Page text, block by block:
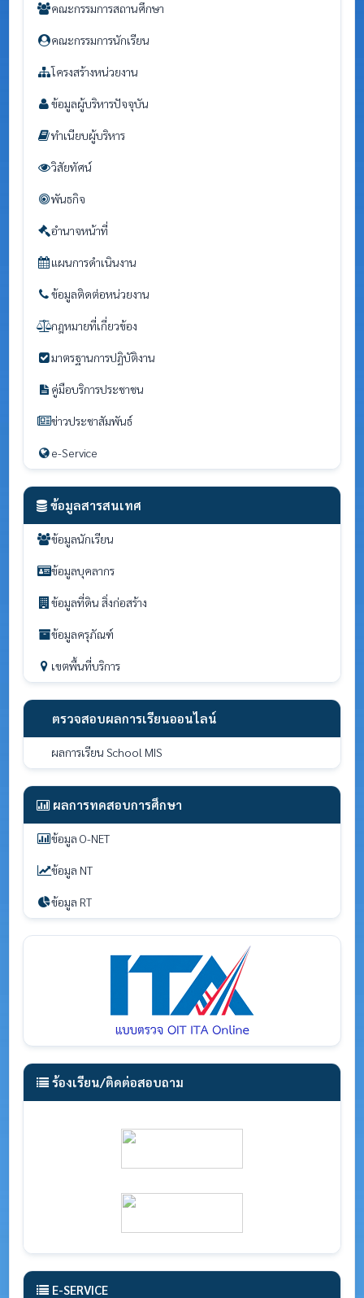
คณะกรรมการสถานศึกษา
คณะกรรมการนักเรียน
โครงสร้างหน่วยงาน
ข้อมูลผู้บริหารปัจจุบัน
ทำเนียบผู้บริหาร
วิสัยทัศน์
พันธกิจ
อำนาจหน้าที่
แผนการดำเนินงาน
ข้อมูลติดต่อหน่วยงาน
กฎหมายที่เกี่ยวข้อง
มาตรฐานการปฏิบัติงาน
คู่มือบริการประชาชน
ข่าวประชาสัมพันธ์
e-Service
ข้อมูลสารสนเทศ
ข้อมูลนักเรียน
ข้อมูลบุคลากร
ข้อมูลที่ดิน สิ่งก่อสร้าง
ข้อมูลครุภัณฑ์
เขตพื้นที่บริการ
ตรวจสอบผลการเรียนออนไลน์
ผลการเรียน School MIS
ผลการทดสอบการศึกษา
ข้อมูล O-NET
ข้อมูล NT
ข้อมูล RT
ร้องเรียน/ติดต่อสอบถาม
E-SERVICE